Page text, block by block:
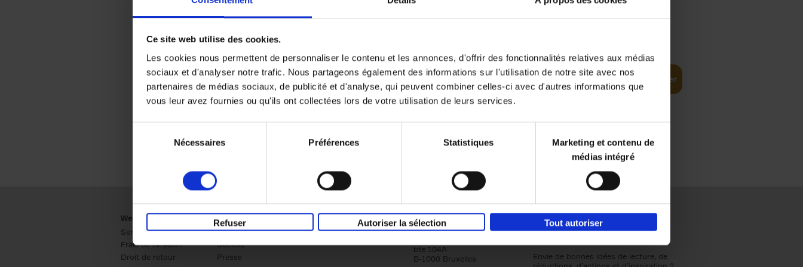
Ce site web utilise des cookies.
Les cookies nous permettent de personnaliser le contenu et les annonces, d'offrir des fonctionnalités relatives aux médias
sociaux et d'analyser notre trafic. Nous partageons également des informations sur l'utilisation de notre site avec nos
partenaires de médias sociaux, de publicité et d'analyse, qui peuvent combiner celles-ci avec d'autres informations que
vous leur avez fournies ou qu'ils ont collectées lors de votre utilisation de leurs services.
Nécessaires Préférences Statistiques
Marketing et contenu de
médias intégré
Refuser Autoriser la sélection Tout autoriser
Planning to Promoting
Clo Willaerts
Couverture souple
352 Ajouter au panier
Webshop
Service clients
Frais de livraison
Droit de retour
Business
Ventes
Société
Presse
Société
Qui sommes-nous?
Éditions Racine
Tour & Taxis
bte 104A
B-1000 Bruxelles
Envie de bonnes idées de lecture, de